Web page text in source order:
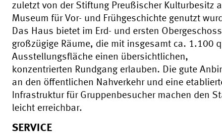
zuletzt von der Stiftung Preußischer Kulturbesitz
Museum für Vor- und Frühgeschichte genutzt
Das Haus bietet im Erd- und ersten
großzügige Räume, die mit insgesamt ca. 1.100
Ausstellungsfläche einen übersichtlichen,
konzentrierten Rundgang erlauben. Die gute
an den öffentlichen Nahverkehr und eine
Infrastruktur für Gruppenbesucher machen den
leicht erreichbar.
SERVICE